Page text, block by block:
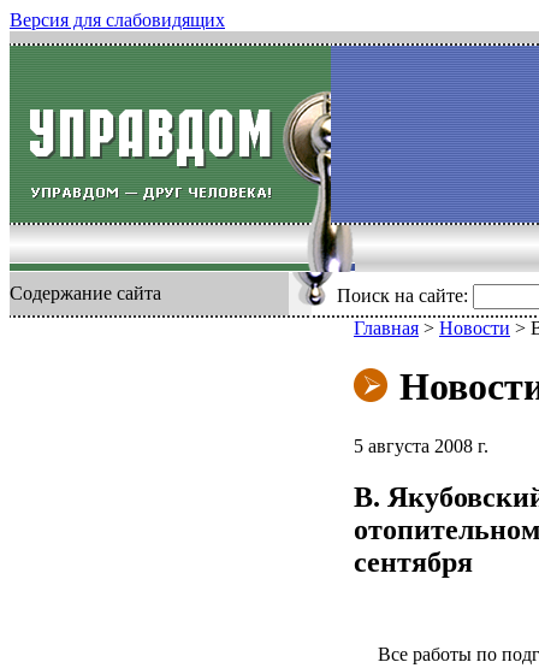
Версия для слабовидящих
Содержание сайта Поиск на сайте:
Главная > Новости >
5 августа 2008 г.
В.
сентября
Все работы по